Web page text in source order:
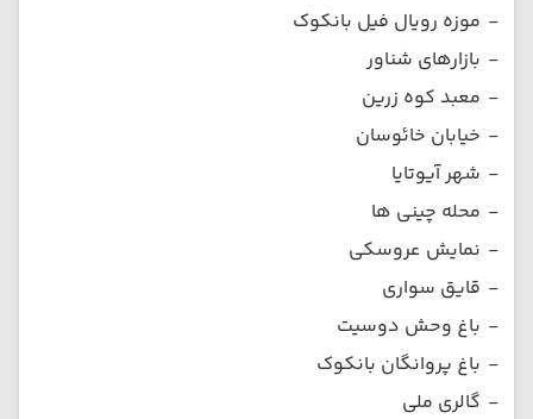
- موزه رویال فیل بانکوک
- بازارهای شناور
- معبد کوه زرین
- خیابان خائوسان
- شهر آیوتایا
- محله چینی ها
- نمایش عروسکی
- قایق سواری
- باغ وحش دوسیت
- باغ پروانگان بانکوک
- گالری ملی